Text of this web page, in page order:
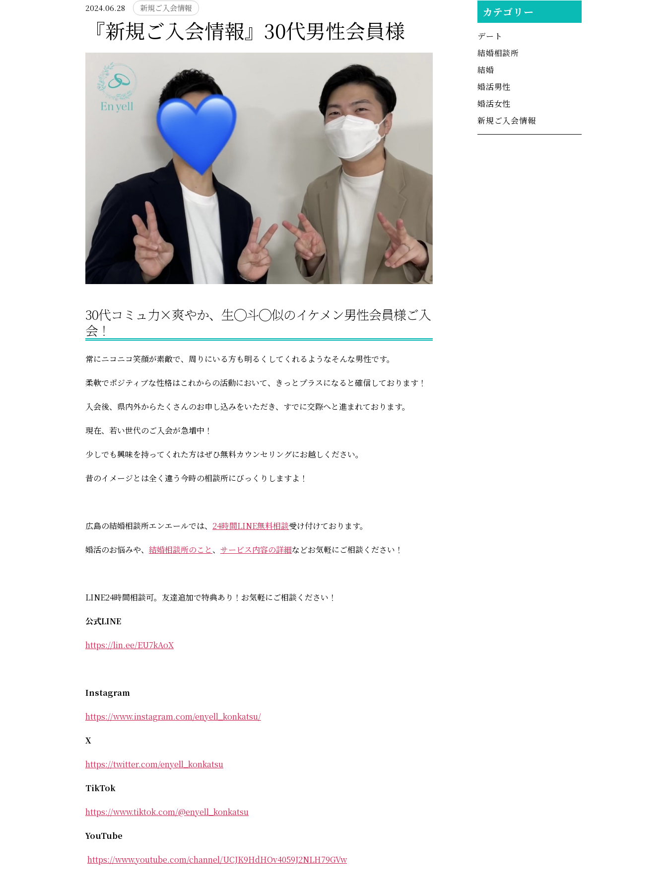
2024.06.28 新規ご入会情報
『新規ご入会情報』30代男性会員様
30代コミュ力×爽やか、生◯斗◯似のイケメン男性会員様ご入
会！
常にニコニコ笑顔が素敵で、周りにいる方も明るくしてくれるようなそんな男性です。
柔軟でポジティブな性格はこれからの活動において、きっとプラスになると確信しております！
入会後、県内外からたくさんのお申し込みをいただき、すでに交際へと進まれております。
現在、若い世代のご入会が急増中！
少しでも興味を持ってくれた方はぜひ無料カウンセリングにお越しください。
昔のイメージとは全く違う今時の相談所にびっくりしますよ！
広島の結婚相談所エンエールでは、 24時間LINE無料相談受け付けております。
婚活のお悩みや、 結婚相談所のこと、 サービス内容の詳細などお気軽にご相談ください！
LINE24時間相談可。友達追加で特典あり！お気軽にご相談ください！
公式LINE
https://lin.ee/EU7kAoX
Instagram
https://www.instagram.com/enyell_konkatsu/
X
https://twitter.com/enyell_konkatsu
TikTok
https://www.tiktok.com/@enyell_konkatsu
YouTube
https://www.youtube.com/channel/UCJK9HdHOv4059J2NLH79GVw
カテゴリー
デート
結婚相談所
結婚
婚活男性
婚活女性
新規ご入会情報